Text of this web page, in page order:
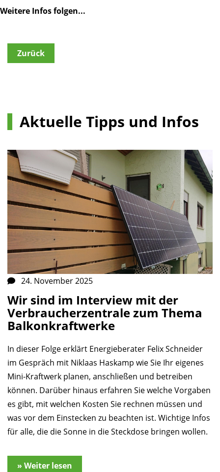
Weitere Infos folgen...
Zurück
Aktuelle Tipps und Infos
24. November 2025
Wir sind im Interview mit der
Verbraucherzentrale zum Thema
Balkonkraftwerke
In dieser Folge erklärt Energieberater Felix Schneider
im Gespräch mit Niklaas Haskamp wie Sie Ihr eigenes
Mini-Kraftwerk planen, anschließen und betreiben
können. Darüber hinaus erfahren Sie welche Vorgaben
es gibt, mit welchen Kosten Sie rechnen müssen und
was vor dem Einstecken zu beachten ist. Wichtige Infos
für alle, die die Sonne in die Steckdose bringen wollen.
» Weiter lesen